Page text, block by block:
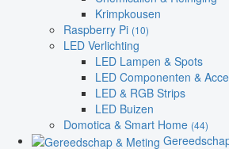
Krimpkousen
Raspberry Pi (10)
LED Verlichting
LED Lampen & Spots
LED Componenten &
LED & RGB Strips
LED Buizen
Domotica & Smart Home (44)